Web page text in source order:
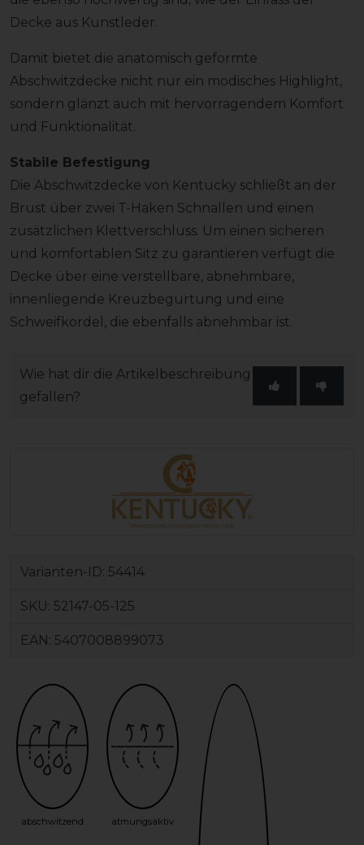
Decke aus Kunstleder.
Damit bietet die anatomisch geformte
Abschwitzdecke nicht nur ein modisches Highlight,
sondern glänzt auch mit hervorragendem Komfort
und Funktionalität.
Stabile Befestigung
Die Abschwitzdecke von Kentucky schließt an der
Brust über zwei T-Haken Schnallen und einen
zusätzlichen Klettverschluss. Um einen sicheren
und komfortablen Sitz zu garantieren verfügt die
Decke über eine verstellbare, abnehmbare,
innenliegende Kreuzbegurtung und eine
Schweifkordel, die ebenfalls abnehmbar ist.
Wie hat dir die Artikelbeschreibung
gefallen?
Varianten-ID: 54414
SKU: 52147-05-125
EAN: 5407008899073
abschwitzend atmungsaktiv